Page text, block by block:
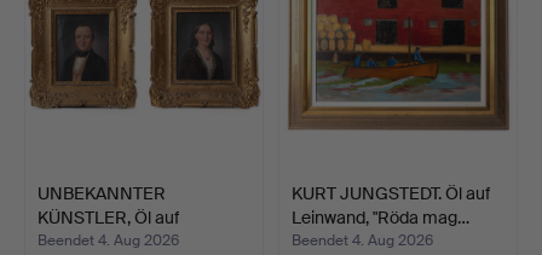
UNBEKANNTER
KÜNSTLER, Öl auf
Leinwand, ein…
Beendet 4. Aug 2026
KURT JUNGSTEDT. Öl auf
Leinwand, "Röda mag…
Beendet 4. Aug 2026